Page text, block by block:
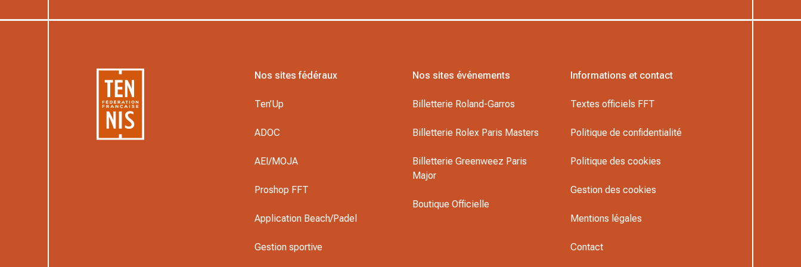
Nos sites fédéraux
Ten’Up
ADOC
AEI/MOJA
Proshop FFT
Application Beach/Padel
Gestion sportive
Nos sites événements
Billetterie Roland-Garros
Billetterie Rolex Paris Masters
Billetterie Greenweez Paris
Major
Boutique Officielle
Informations et contact
Textes officiels FFT
Politique de confidentialité
Politique des cookies
Gestion des cookies
Mentions légales
Contact